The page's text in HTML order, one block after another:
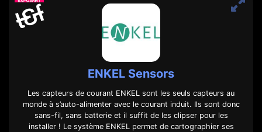
ENKEL Sensors
Les capteurs de courant ENKEL sont les seuls capteurs au
monde à s’auto-alimenter avec le courant induit. Ils sont donc
sans-fil, sans batterie et il suffit de les clipser pour les
installer ! Le système ENKEL permet de cartographier ses